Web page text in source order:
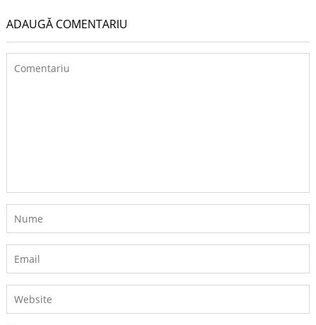
ADAUGĂ COMENTARIU